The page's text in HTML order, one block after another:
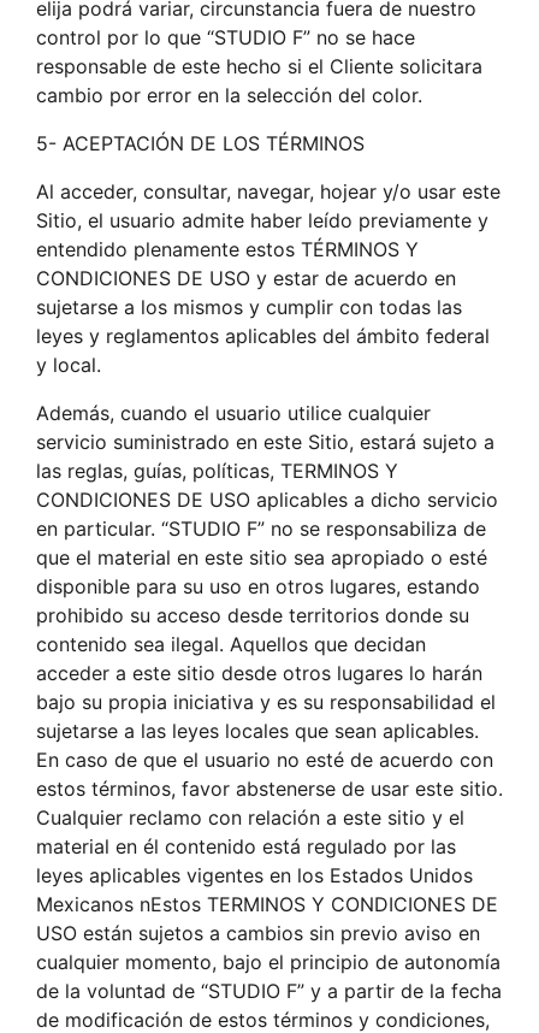
elija podrá variar, circunstancia fuera de nuestro
control por lo que “STUDIO F” no se hace
responsable de este hecho si el Cliente solicitara
cambio por error en la selección del color.
5- ACEPTACIÓN DE LOS TÉRMINOS
Al acceder, consultar, navegar, hojear y/o usar este
Sitio, el usuario admite haber leído previamente y
entendido plenamente estos TÉRMINOS Y
CONDICIONES DE USO y estar de acuerdo en
sujetarse a los mismos y cumplir con todas las
leyes y reglamentos aplicables del ámbito federal
y local.
Además, cuando el usuario utilice cualquier
servicio suministrado en este Sitio, estará sujeto a
las reglas, guías, políticas, TERMINOS Y
CONDICIONES DE USO aplicables a dicho servicio
en particular. “STUDIO F” no se responsabiliza de
que el material en este sitio sea apropiado o esté
disponible para su uso en otros lugares, estando
prohibido su acceso desde territorios donde su
contenido sea ilegal. Aquellos que decidan
acceder a este sitio desde otros lugares lo harán
bajo su propia iniciativa y es su responsabilidad el
sujetarse a las leyes locales que sean aplicables.
En caso de que el usuario no esté de acuerdo con
estos términos, favor abstenerse de usar este sitio.
Cualquier reclamo con relación a este sitio y el
material en él contenido está regulado por las
leyes aplicables vigentes en los Estados Unidos
Mexicanos nEstos TERMINOS Y CONDICIONES DE
USO están sujetos a cambios sin previo aviso en
cualquier momento, bajo el principio de autonomía
de la voluntad de “STUDIO F” y a partir de la fecha
de modificación de estos términos y condiciones,